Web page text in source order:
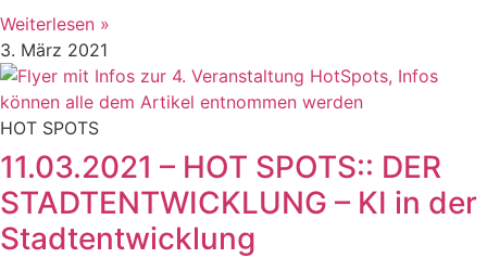
Weiterlesen »
3. März 2021
HOT SPOTS
11.03.2021 – HOT SPOTS:: DER
STADTENTWICKLUNG – KI in der
Stadtentwicklung